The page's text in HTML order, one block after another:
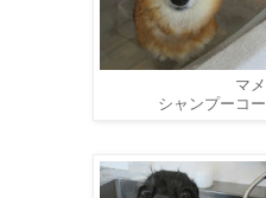
マ
シャンプーコ